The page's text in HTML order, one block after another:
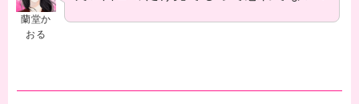
蘭堂か
おる